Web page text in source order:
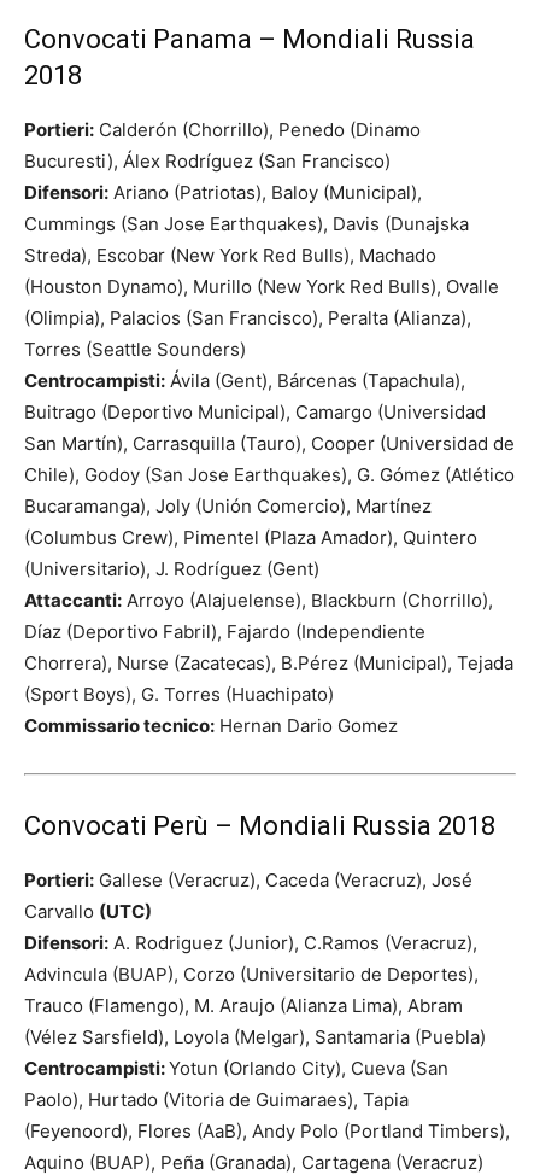
Convocati Panama – Mondiali Russia
2018
Portieri: Calderón (Chorrillo), Penedo (Dinamo
Bucuresti), Álex Rodríguez (San Francisco)
Difensori: Ariano (Patriotas), Baloy (Municipal),
Cummings (San Jose Earthquakes), Davis (Dunajska
Streda), Escobar (New York Red Bulls), Machado
(Houston Dynamo), Murillo (New York Red Bulls), Ovalle
(Olimpia), Palacios (San Francisco), Peralta (Alianza),
Torres (Seattle Sounders)
Centrocampisti: Ávila (Gent), Bárcenas (Tapachula),
Buitrago (Deportivo Municipal), Camargo (Universidad
San Martín), Carrasquilla (Tauro), Cooper (Universidad de
Chile), Godoy (San Jose Earthquakes), G. Gómez (Atlético
Bucaramanga), Joly (Unión Comercio), Martínez
(Columbus Crew), Pimentel (Plaza Amador), Quintero
(Universitario), J. Rodríguez (Gent)
Attaccanti: Arroyo (Alajuelense), Blackburn (Chorrillo),
Díaz (Deportivo Fabril), Fajardo (Independiente
Chorrera), Nurse (Zacatecas), B.Pérez (Municipal), Tejada
(Sport Boys), G. Torres (Huachipato)
Commissario tecnico: Hernan Dario Gomez
Convocati Perù – Mondiali Russia 2018
Portieri: Gallese (Veracruz), Caceda (Veracruz), José
Carvallo (UTC)
Difensori: A. Rodriguez (Junior), C.Ramos (Veracruz),
Advincula (BUAP), Corzo (Universitario de Deportes),
Trauco (Flamengo), M. Araujo (Alianza Lima), Abram
(Vélez Sarsfield), Loyola (Melgar), Santamaria (Puebla)
Centrocampisti:Yotun (Orlando City), Cueva (San
Paolo), Hurtado (Vitoria de Guimaraes), Tapia
(Feyenoord), Flores (AaB), Andy Polo (Portland Timbers),
Aquino (BUAP), Peña (Granada), Cartagena (Veracruz)